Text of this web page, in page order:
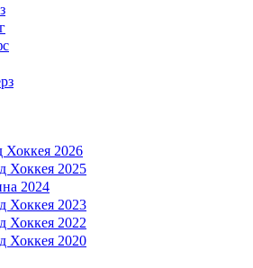
Хоккея 2026
Хоккея 2025
2024
Хоккея 2023
Хоккея 2022
Хоккея 2020